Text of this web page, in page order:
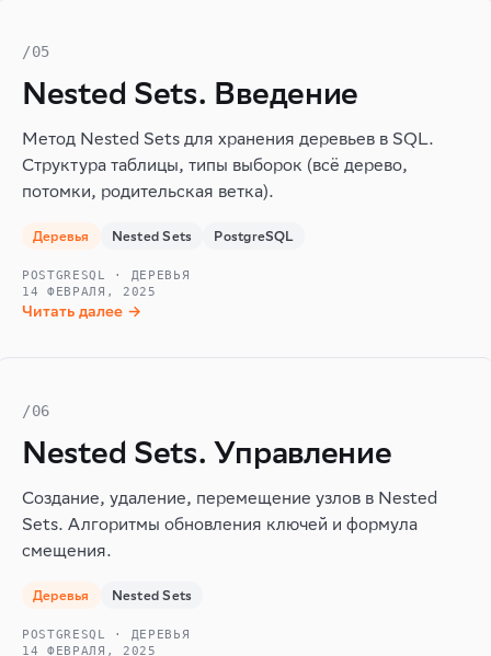
/05
Nested Sets. Введение
Метод Nested Sets для хранения деревьев в SQL.
Структура таблицы, типы выборок (всё дерево,
потомки, родительская ветка).
Деревья Nested Sets PostgreSQL
POSTGRESQL · ДЕРЕВЬЯ
14 ФЕВРАЛЯ, 2025
Читать далее →
/06
Nested Sets. Управление
Создание, удаление, перемещение узлов в Nested
Sets. Алгоритмы обновления ключей и формула
смещения.
Деревья Nested Sets
POSTGRESQL · ДЕРЕВЬЯ
14 ФЕВРАЛЯ, 2025